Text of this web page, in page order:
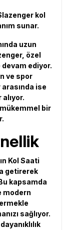
kol
sunar.
uzun
özel
ediyor.
ve spor
ise
bir
Kol Saati
getirerek
kapsamda
modern
sağlıyor.